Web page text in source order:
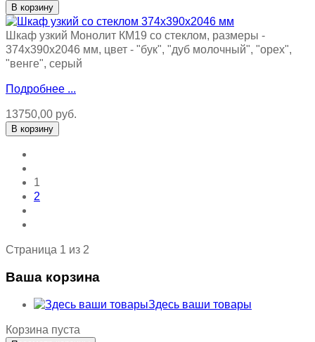
Шкаф узкий Монолит КМ19 со стеклом, размеры -
374х390х2046 мм, цвет - "бук", "дуб молочный", "орех",
"венге", серый
Подробнее ...
13750,00 руб.
1
2
Страница 1 из 2
Ваша корзина
Здесь ваши товары
Корзина пуста